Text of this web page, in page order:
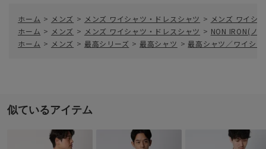
ホーム > メンズ > メンズ ワイシャツ・ドレスシャツ > メンズ ワイシ
ホーム > メンズ > メンズ ワイシャツ・ドレスシャツ > NON IRON(ノ
ホーム > メンズ > 最高シリーズ > 最高シャツ > 最高シャツ／ワイシ